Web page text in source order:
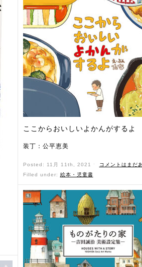
ここからおいしいよかんがするよ
装丁：公平恵美
Posted: 11月 11th, 2021 ˑ
コメントはまだ
Filled under: 絵本・児童書